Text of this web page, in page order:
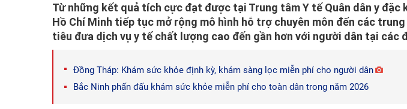
Từ những kết quả tích cực đạt được tại Trung tâm Y tế Quân dân y đặc
Hồ Chí Minh tiếp tục mở rộng mô hình hỗ trợ chuyên môn đến các
tiêu đưa dịch vụ y tế chất lượng cao đến gần hơn với người dân tại các
Đồng Tháp: Khám sức khỏe định kỳ, khám sàng lọc miễn phí cho người dân
Bắc Ninh phấn đấu khám sức khỏe miễn phí cho toàn dân trong năm 2026